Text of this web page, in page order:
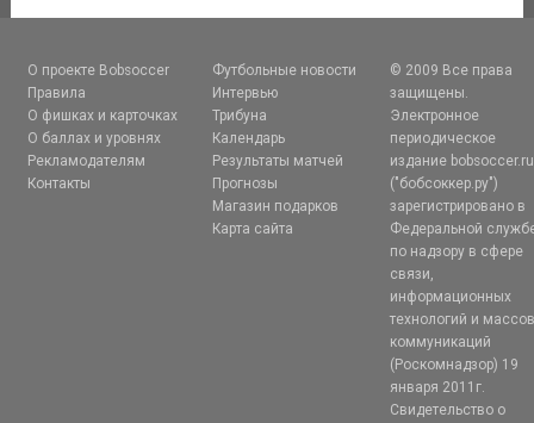
О проекте Bobsoccer
Правила
О фишках и карточках
О баллах и уровнях
Рекламодателям
Контакты
Футбольные новости
Интервью
Трибуна
Календарь
Результаты матчей
Прогнозы
Магазин подарков
Карта сайта
© 2009 Все права
защищены.
Электронное
периодическое
издание bobsoccer.ru
("бобсоккер.ру")
зарегистрировано в
Федеральной
по надзору в сфере
связи,
информационных
технологий и
коммуникаций
(Роскомнадзор) 19
января 2011г.
Свидетельство о